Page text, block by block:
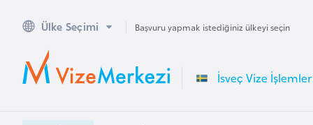
Ülke Seçimi Başvuru yapmak istediğiniz ülkeyi seçin
İsveç Vize
A
u
s